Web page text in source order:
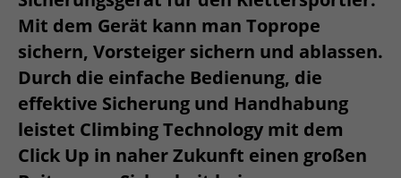
Mit dem Gerät kann man Toprope
sichern, Vorsteiger sichern und ablassen.
Durch die einfache Bedienung, die
effektive Sicherung und Handhabung
leistet Climbing Technology mit dem
Click Up in naher Zukunft einen großen